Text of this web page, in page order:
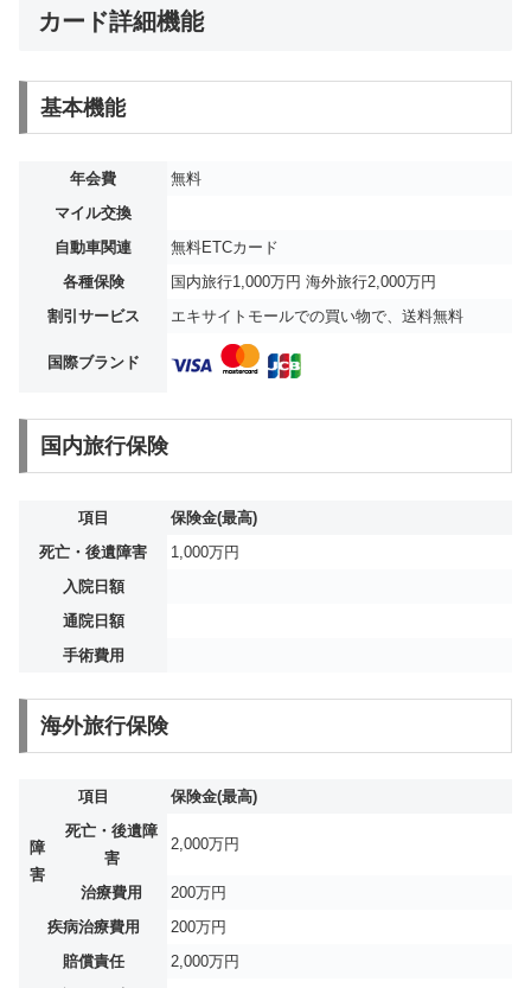
カード詳細機能
基本機能
年会費
無料
マイル交換
自動車関連
無料ETCカード
各種保険
国内旅行1,000万円 海外旅行2,000万円
割引サービス
エキサイトモールでの買い物で、送料無料
国際ブランド
国内旅行保険
項目
保険金(最高)
死亡・後遺障害
1,000万円
入院日額
通院日額
手術費用
海外旅行保険
項目 保険金(最高)
障
害
死亡・後遺障
害
2,000万円
治療費用
200万円
疾病治療費用
200万円
賠償責任
2,000万円